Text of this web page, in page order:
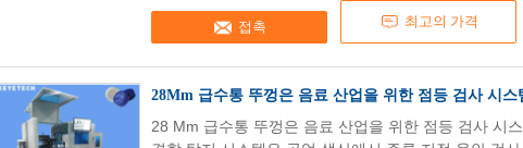
접촉 최고의 가격
28Mm 급수통 뚜껑은 음료 산업을 위한 점등 검사 시스
28 Mm 급수통 뚜껑은 음료 산업을 위한 점등 검사 시